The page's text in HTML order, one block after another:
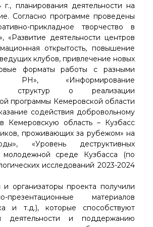
г., планирования деятельности на
Согласно программе проведены
прикладное творчество в
«Развитие деятельности центров
открытость, повышение
клубов, привлечение новых
форматы работы с разными
РН», «Информирование
структур о реализации
программы Кемеровской области
содействия добровольному
Кемеровскую область – Кузбасс
проживающих за рубежом» на
«Уровень деструктивных
молодежной среде Кузбасса (по
исследований 2023-2024
и организаторы проекта получили
презентационные материалов
и т.д.), которые способствуют
деятельности и поддержанию